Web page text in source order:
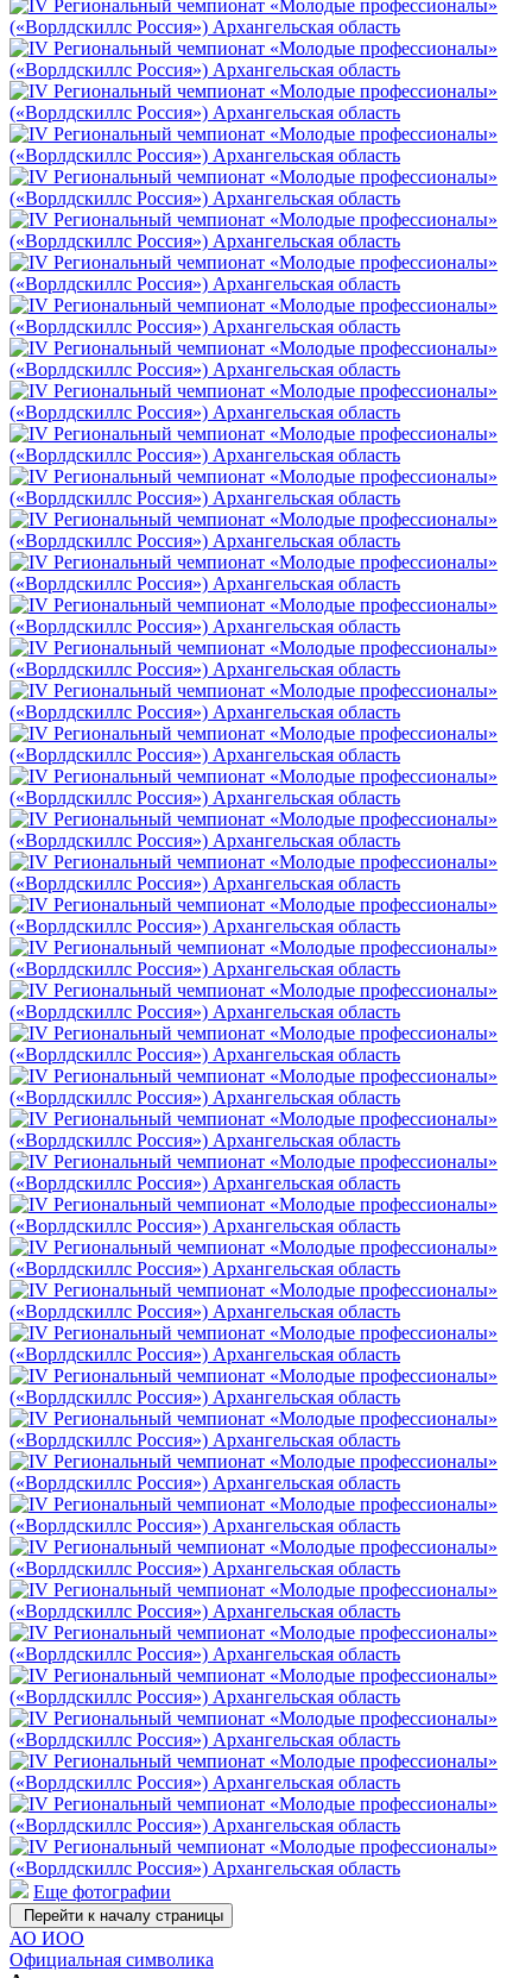
Еще фотографии
Перейти к началу страницы
АО ИОО
Официальная символика